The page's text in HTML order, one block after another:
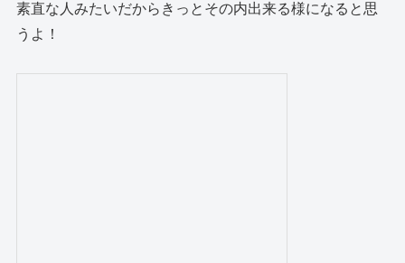
素直な人みたいだからきっとその内出来る様になると思
うよ！